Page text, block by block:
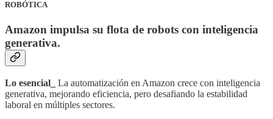
ROBÓTICA
Amazon impulsa su flota de robots con inteligencia
generativa.
Lo esencial_ La automatización en Amazon crece con inteligencia
generativa, mejorando eficiencia, pero desafiando la estabilidad
laboral en múltiples sectores.